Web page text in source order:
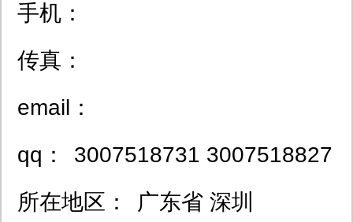
手机：
传真：
email：
qq：
3007518731 3007518827
所在地区：
广东省 深圳